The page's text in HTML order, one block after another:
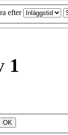
efter
1